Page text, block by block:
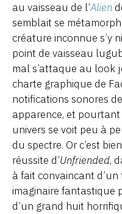
au vaisseau de l’Alien
semblait se
créature inconnue s’y
point de vaisseau
mal s’attaque au look
charte graphique de
notifications sonores
apparence, et
univers se voit peu à
du spectre. Or c’est
réussite d’Unfriended,
à fait convaincant
imaginaire fantastique
d’un grand huit